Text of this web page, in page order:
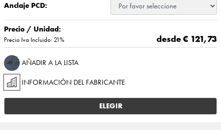
Anclaje PCD:
Precio / Unidad:
Precio Iva Incluido: 21% desde € 121,73
AÑADIR A LA LISTA
INFORMACIÓN DEL FABRICANTE
ELEGIR